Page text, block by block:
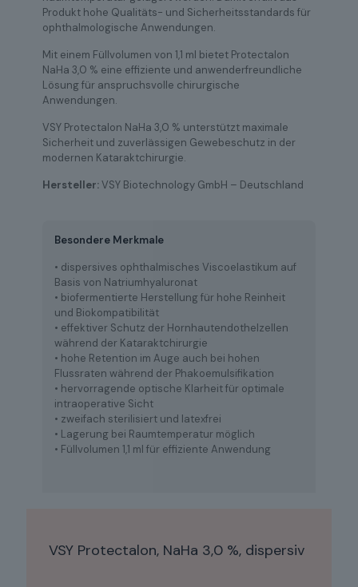
Produkt hohe Qualitäts- und Sicherheitsstandards für
ophthalmologische Anwendungen.
Mit einem Füllvolumen von 1,1 ml bietet Protectalon
NaHa 3,0 % eine effiziente und anwenderfreundliche
Lösung für anspruchsvolle chirurgische
Anwendungen.
VSY Protectalon NaHa 3,0 % unterstützt maximale
Sicherheit und zuverlässigen Gewebeschutz in der
modernen Kataraktchirurgie.
Hersteller:VSY Biotechnology GmbH – Deutschland
Besondere Merkmale
• dispersives ophthalmisches Viscoelastikum auf
Basis von Natriumhyaluronat
• biofermentierte Herstellung für hohe Reinheit
und Biokompatibilität
• effektiver Schutz der Hornhautendothelzellen
während der Kataraktchirurgie
• hohe Retention im Auge auch bei hohen
Flussraten während der Phakoemulsifikation
• hervorragende optische Klarheit für optimale
intraoperative Sicht
• zweifach sterilisiert und latexfrei
• Lagerung bei Raumtemperatur möglich
• Füllvolumen 1,1 ml für effiziente Anwendung
VSY Protectalon, NaHa 3,0 %, dispersiv